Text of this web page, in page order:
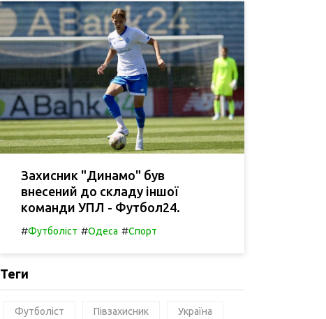
Захисник "Динамо" був
внесений до складу іншої
команди УПЛ - Футбол24.
#Футболіст #Одеса #Спорт
Теги
Футболіст Півзахисник Україна